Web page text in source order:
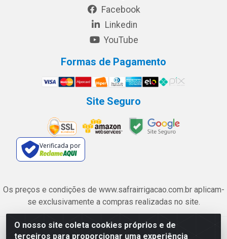
O nosso site coleta cookies próprios e de
terceiros para proporcionar uma experiência
Facebook
Linkedin
YouTube
Formas de Pagamento
Site Seguro
Verificada por
Os preços e condições de www.safrairrigacao.com.br aplicam-
se exclusivamente a compras realizadas no site.
Safra Agrícola e Pecuária LTDA - Avenida Castelo Branco, 5330 -